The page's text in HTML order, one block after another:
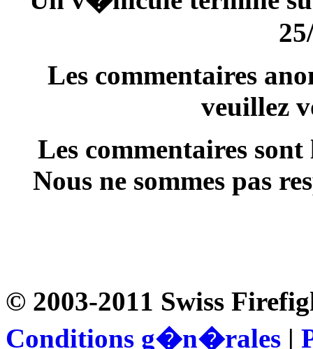
Les commentaires
veuillez
Les commentaires
Nous ne sommes pas
© 2003-2011 Swiss
Conditions g�n�rales |